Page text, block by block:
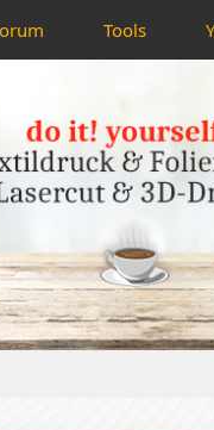
Tools